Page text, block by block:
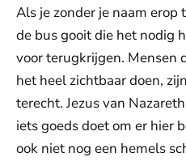
Als je zonder je naam
de bus gooit die het nodig
voor terugkrijgen. Mensen
het heel zichtbaar doen,
terecht. Jezus van
iets goeds doet om er hier
ook niet nog een hemels